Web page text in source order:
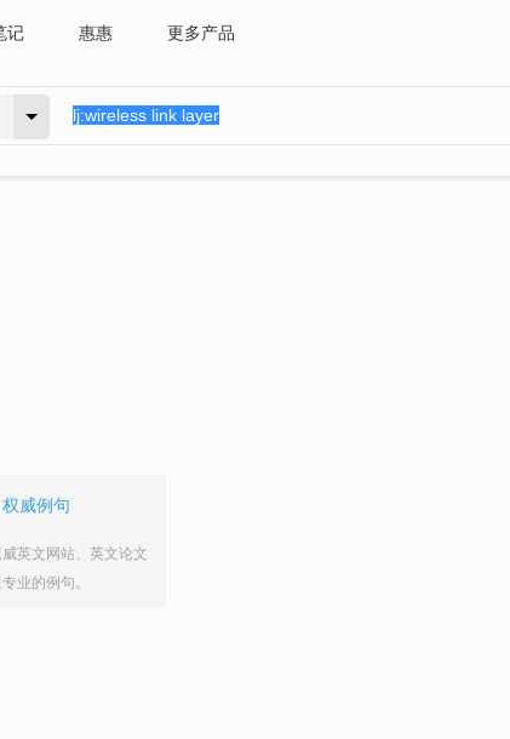
记 惠惠 更多产品
权威例句
英文网站、英文论文
业的例句。